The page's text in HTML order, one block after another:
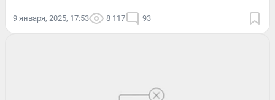
9 января, 2025, 17:53 8 117 93